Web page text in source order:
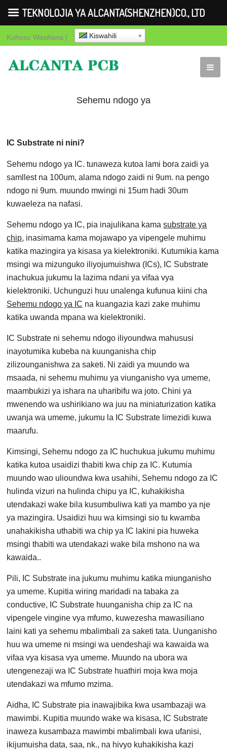
Kuhusu Wasiliana | Kiswahili
Sehemu ndogo ya
IC Substrate ni nini?
Sehemu ndogo ya IC. tunaweza kutoa lami bora zaidi ya
samllest na 100um, alama ndogo zaidi ni 9um. na pengo
ndogo ni 9um. muundo mwingi ni 15um hadi 30um
kuwaeleza na nafasi.
Sehemu ndogo ya IC, pia inajulikana kamasubstrate ya
chip, inasimama kama mojawapo ya vipengele muhimu
katika mazingira ya kisasa ya kielektroniki. Kutumikia kama
msingi wa mizunguko iliyojumuishwa (ICs), IC Substrate
inachukua jukumu la lazima ndani ya vifaa vya
kielektroniki. Uchunguzi huu unalenga kufunua kiini cha
Sehemu ndogo ya IC na kuangazia kazi zake muhimu
katika uwanda mpana wa kielektroniki.
IC Substrate ni sehemu ndogo iliyoundwa mahususi
inayotumika kubeba na kuunganisha chip
zilizounganishwa za saketi. Ni zaidi ya muundo wa
msaada, ni sehemu muhimu ya viunganisho vya umeme,
maambukizi ya ishara na uharibifu wa joto. Chini ya
mwenendo wa ushirikiano wa juu na miniaturization katika
uwanja wa umeme, jukumu la IC Substrate limezidi kuwa
maarufu.
Kimsingi, Sehemu ndogo za IC huchukua jukumu muhimu
katika kutoa usaidizi thabiti kwa chip za IC. Kutumia
muundo wao ulioundwa kwa usahihi, Sehemu ndogo za IC
hulinda vizuri na hulinda chipu ya IC, kuhakikisha
utendakazi wake bila kusumbuliwa kati ya mambo ya nje
ya mazingira. Usaidizi huu wa kimsingi sio tu kwamba
unahakikisha uthabiti wa chip ya IC lakini pia huweka
msingi thabiti wa utendakazi wake bila mshono na wa
kawaida..
Pili, IC Substrate ina jukumu muhimu katika miunganisho
ya umeme. Kupitia wiring maridadi na tabaka za
conductive, IC Substrate huunganisha chip za IC na
vipengele vingine vya mfumo, kuwezesha mawasiliano
laini kati ya sehemu mbalimbali za saketi tata. Uunganisho
huu wa umeme ni msingi wa uendeshaji wa kawaida wa
vifaa vya kisasa vya umeme. Muundo na ubora wa
utengenezaji wa IC Substrate huathiri moja kwa moja
utendakazi wa mfumo mzima.
Aidha, IC Substrate pia inawajibika kwa usambazaji wa
mawimbi. Kupitia muundo wake wa kisasa, IC Substrate
inaweza kusambaza mawimbi mbalimbali kwa ufanisi,
ikijumuisha data, saa, nk., na hivyo kuhakikisha kazi
TEKNOLOJIA YA ALCANTA(SHENZHEN)CO., LTD